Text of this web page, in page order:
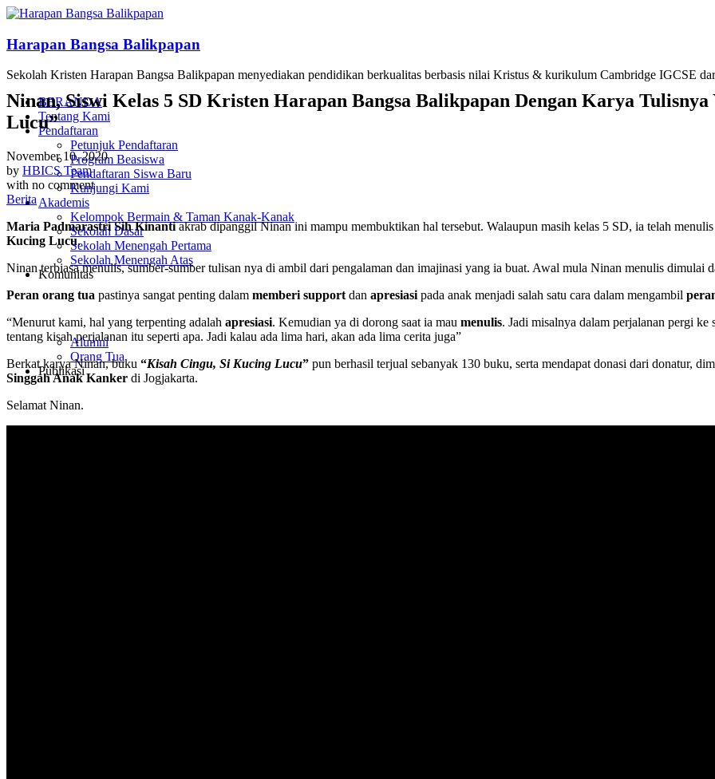
Harapan Bangsa Balikpapan
Sekolah Kristen Harapan Bangsa Balikpapan menyediakan pendidikan berkualitas berbasis nilai Kristus & kurikulum Cambridge IGCSE
BERANDA
Tentang Kami
Pendaftaran
Petunjuk Pendaftaran
Program Beasiswa
Pendaftaran Siswa Baru
Kunjungi Kami
Akademis
Kelompok Bermain & Taman Kanak-Kanak
Sekolah Dasar
Sekolah Menengah Pertama
Sekolah Menengah Atas
Komunitas
Alumni
Orang Tua
Publikasi
Ninan, Siswi Kelas 5 SD Kristen Harapan Bangsa Balikpapan Dengan Karya
Lucu”
November 10, 2020
by HBICS Team
with no comment
Berita
Maria Padmarastri Sih Kinantiakrab dipanggil Ninan ini mampu membuktikan hal tersebut. Walaupun masih kelas 5 SD, ia telah
Kucing Lucu.
Ninan terbiasa menulis, sumber-sumber tulisan nya di ambil dari pengalaman dan imajinasi yang ia buat. Awal mula Ninan menulis dimulai
Peran orang tua pastinya sangat penting dalam memberi support dan apresiasi pada anak menjadi salah satu cara dalam mengambil
“Menurut kami, hal yang terpenting adalah apresiasi. Kemudian ya di dorong saat ia mau menulis. Jadi misalnya dalam perjalanan pergi
tentang kisah perjalanan itu seperti apa. Jadi kalau ada lima hari, akan ada lima cerita juga”
Berkat karya Ninan, buku “Kisah Cingu, Si Kucing Lucu” pun berhasil terjual sebanyak 130 buku, serta mendapat donasi dari donatur,
Singgah Anak Kanker di Jogjakarta.
Selamat Ninan.